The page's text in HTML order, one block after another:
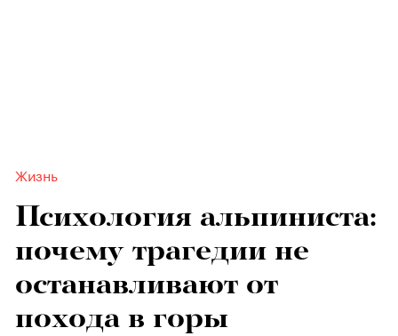
Жизнь
Психология альпиниста:
почему трагедии не
останавливают от
похода в горы